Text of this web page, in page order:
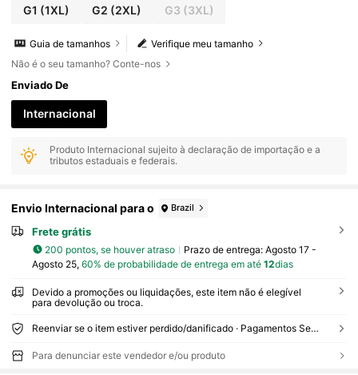
G1 (1XL) G2 (2XL) G3 (3XL)
Verifique meu tamanho
Guia de tamanhos
Não é o seu tamanho? Conte-nos
Enviado De
Internacional
Produto Internacional sujeito à declaração de importação e a
tributos estaduais e federais.
Envio Internacional para o Brazil
Frete grátis
200 pontos, se houver atraso Prazo de entrega: Agosto 17 -
Agosto 25, 60% de probabilidade de entrega em até 12dias
Devido a promoções ou liquidações, este item não é elegível
para devolução ou troca.
Reenviar se o item estiver perdido/danificado · Pagamentos Seguros · Proteção de privacidade
Para denunciar este vendedor e/ou produto